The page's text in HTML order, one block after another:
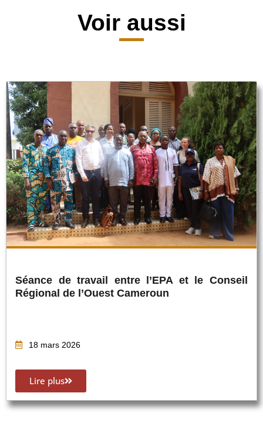
Voir aussi
Séance de travail entre l’EPA et le Conseil
Régional de l’Ouest Cameroun
18 mars 2026
Lire plus